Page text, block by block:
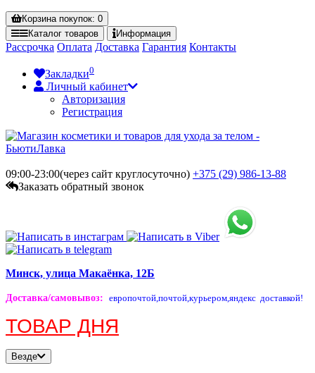
Корзинапокупок: 0
Каталог товаров Информация
Рассрочка Оплата Доставка Гарантия Контакты
Закладки0
Личный кабинет
Авторизация
Регистрация
09:00-23:00(через сайт круглосуточно) +375 (29) 986-13-88
Заказать обратный звонок
Минск, улица Макаёнка, 12Б
Доставка/самовывоз: европочтой,почтой,курьером,яндекс доставкой!
ТОВАР ДНЯ
Везде